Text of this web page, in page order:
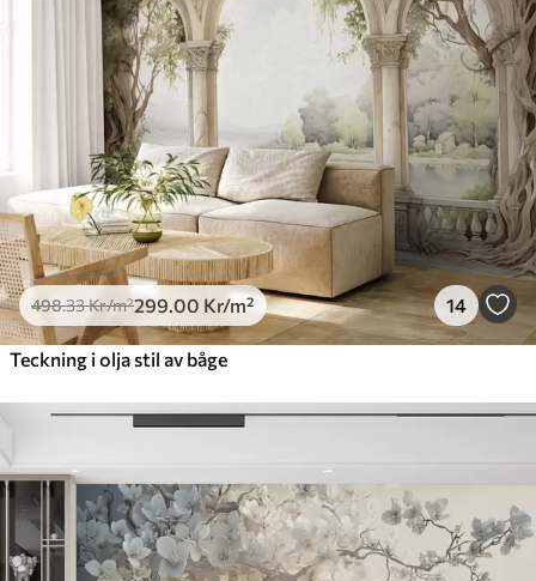
498.33Kr/m²299 .00 Kr/m² 14
Teckning i olja stil av båge